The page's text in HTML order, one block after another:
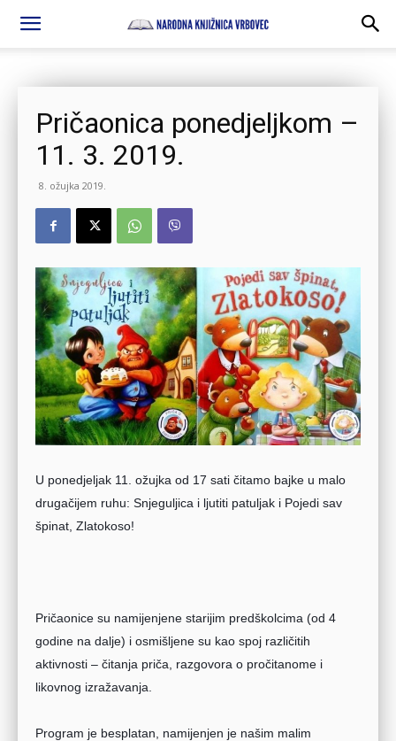
Pričaonica ponedjeljkom –
11. 3. 2019.
8. ožujka 2019.
U ponedjeljak 11. ožujka od 17 sati čitamo bajke u malo
drugačijem ruhu: Snjeguljica i ljutiti patuljak i Pojedi sav
špinat, Zlatokoso!
Pričaonice su namijenjene starijim predškolcima (od 4
godine na dalje) i osmišljene su kao spoj različitih
aktivnosti – čitanja priča, razgovora o pročitanome i
likovnog izražavanja.
Program je besplatan, namijenjen je našim malim